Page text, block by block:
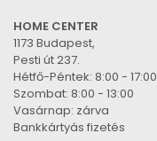
HOME CENTER
1173 Budapest,
Pesti út 237.
Hétfő-Péntek: 8:00 - 17:00
Szombat: 8:00 - 13:00
Vasárnap: zárva
Bankkártyás fizetés